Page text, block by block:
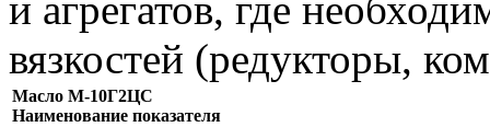
вязкостей (редукторы,
Масло М-10Г2ЦС
Наименование показателя